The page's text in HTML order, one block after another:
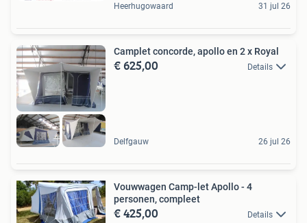
Heerhugowaard 31 jul 26
Camplet concorde, apollo en 2 x Royal
€ 625,00 Details
Delfgauw 26 jul 26
Vouwwagen Camp-let Apollo - 4
personen, compleet
€ 425,00 Details